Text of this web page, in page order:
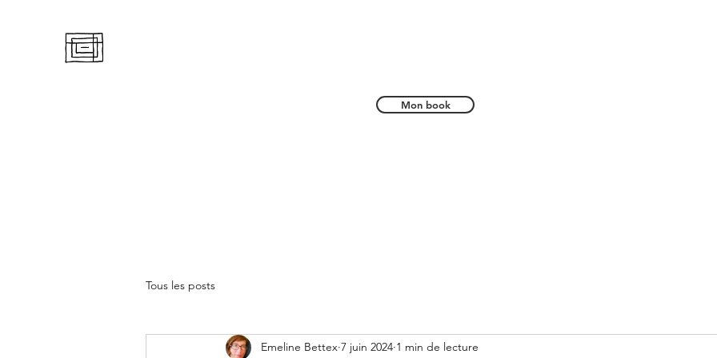
Mon book
Tous les posts
Emeline Bettex 7 juin 2024 1 min de lecture